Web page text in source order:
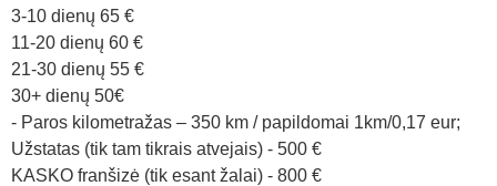
3-10 dienų 65 €
11-20 dienų 60 €
21-30 dienų 55 €
30+ dienų 50€
- Paros kilometražas – 350 km / papildomai 1km/0,17 eur;
Užstatas (tik tam tikrais atvejais) - 500 €
KASKO franšizė (tik esant žalai) - 800 €